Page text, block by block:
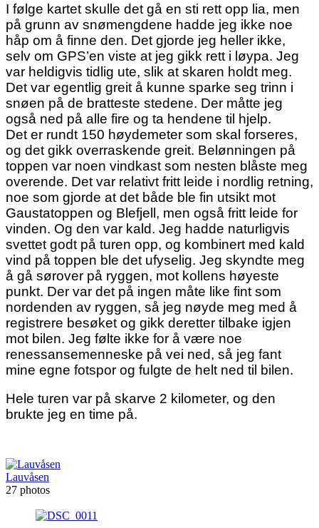
I følge kartet skulle det gå en sti rett opp lia, men
på grunn av snømengdene hadde jeg ikke noe
håp om å finne den. Det gjorde jeg heller ikke,
selv om GPS’en viste at jeg gikk rett i løypa. Jeg
var heldigvis tidlig ute, slik at skaren holdt meg.
Det var egentlig greit å kunne sparke seg trinn i
snøen på de bratteste stedene. Der måtte jeg
også ned på alle fire og ta hendene til hjelp.
Det er rundt 150 høydemeter som skal forseres,
og det gikk overraskende greit. Belønningen på
toppen var noen vindkast som nesten blåste meg
overende. Det var relativt fritt leide i nordlig retning,
noe som gjorde at det både ble fin utsikt mot
Gaustatoppen og Blefjell, men også fritt leide for
vinden. Og den var kald. Jeg hadde naturligvis
svettet godt på turen opp, og kombinert med kald
vind på toppen ble det ufyselig. Jeg skyndte meg
å gå sørover på ryggen, mot kollens høyeste
punkt. Der var det på ingen måte like fint som
nordenden av ryggen, så jeg nøyde meg med å
registrere besøket og gikk deretter tilbake igjen
mot bilen. Jeg følte ikke for å være noe
renessansemenneske på vei ned, så jeg fant
mine egne fotspor og fulgte de helt ned til bilen.
Hele turen var på skarve 2 kilometer, og den
brukte jeg en time på.
Lauvåsen
27 photos